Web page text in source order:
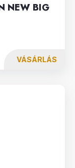
NEW BIG
VÁSÁRLÁS